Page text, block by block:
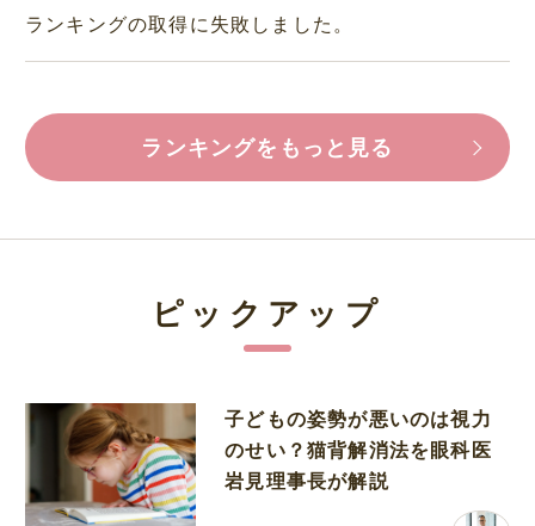
ランキングの取得に失敗しました。
ランキングをもっと見る
ピックアップ
子どもの姿勢が悪いのは視力
のせい？猫背解消法を眼科医
岩見理事長が解説